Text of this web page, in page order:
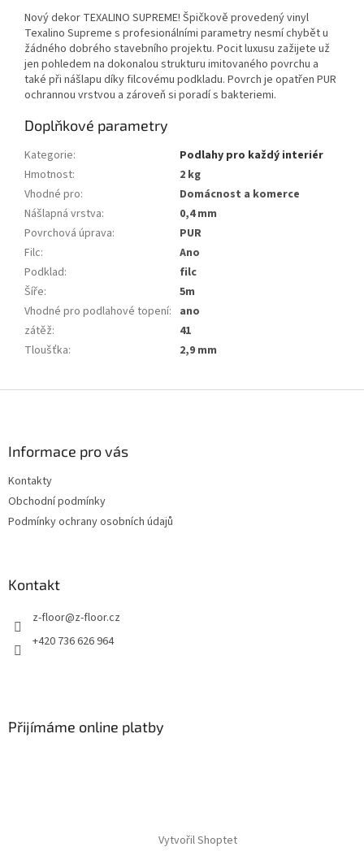
Nový dekor TEXALINO SUPREME! Špičkově provedený vinyl
Texalino Supreme s profesionálními parametry nesmí chybět u
žádného dobrého stavebního projektu. Pocit luxusu zažijete už
jen pohledem na dokonalou strukturu imitovaného povrchu a
také při nášlapu díky filcovému podkladu. Povrch je opatřen PUR
ochrannou vrstvou a zároveň si poradí s bakteriemi.
Doplňkové parametry
Kategorie:
Podlahy pro každý interiér
Hmotnost:
2 kg
Vhodné pro:
Domácnost a komerce
Nášlapná vrstva:
0,4 mm
Povrchová úprava:
PUR
Filc:
Ano
Podklad:
filc
Šíře:
5m
Vhodné pro podlahové topení: ano
zátěž:
41
Tloušťka: 2,9 mm
Informace pro vás
Kontakty
Obchodní podmínky
Podmínky ochrany osobních údajů
Kontakt
z-floor@z-floor.cz
+420 736 626 964
Přijímáme online platby
Vytvořil Shoptet